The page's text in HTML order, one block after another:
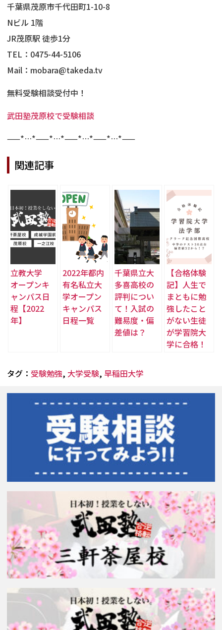
千葉県茂原市千代田町1-10-8
Nビル 1階
JR茂原駅 徒歩1分
TEL：0475-44-5106
Mail：mobara@takeda.tv
無料受験相談受付中！
武田塾茂原校で受験相談
——*…*——*…*——*…*——*…*——
関連記事
立教大学
オープンキ
ャンパス日
程【2022
年】
2022年都内
有名私立大
学オープン
キャンパス
日程一覧
千葉県立大
多喜高校の
評判につい
て！入試の
難易度・偏
差値は？
【合格体験
記】人生で
まともに勉
強したこと
がない生徒
が学習院大
学に合格！
タグ： 受験勉強, 大学受験, 早稲田大学